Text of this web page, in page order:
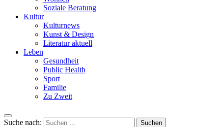
Soziale Beratung
Kultur
Kulturnews
Kunst & Design
Literatur aktuell
Leben
Gesundheit
Public Health
Sport
Familie
Zu Zweit
Suche nach: